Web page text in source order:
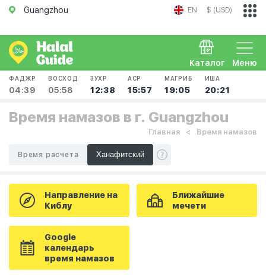
Guangzhou EN $ (USD)
Меню
Каталог
ФАДЖР
04:39
ВОСХОД
05:58
ЗУХР
12:38
АСР
15:57
МАГРИБ
19:05
ИША
20:21
Время намазов в г. Guangzhou
Главная Время намазов
Время расчета
Направление на
Киблу
Ближайшие
мечети
Google
календарь
время намазов